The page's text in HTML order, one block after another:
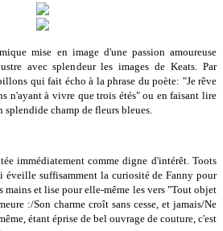
mise en image d'une passion amoureuse
avec splendeur les images de Keats. Par
qui fait écho à la phrase du poète: "Je rêve
n'ayant à vivre que trois étés" ou en faisant lire
champ de fleurs bleues.
immédiatement comme digne d'intérêt. Toots
éveille suffisamment la curiosité de Fanny pour
et lise pour elle-même les vers "Tout objet
:/Son charme croît sans cesse, et jamais/Ne
étant éprise de bel ouvrage de couture, c'est